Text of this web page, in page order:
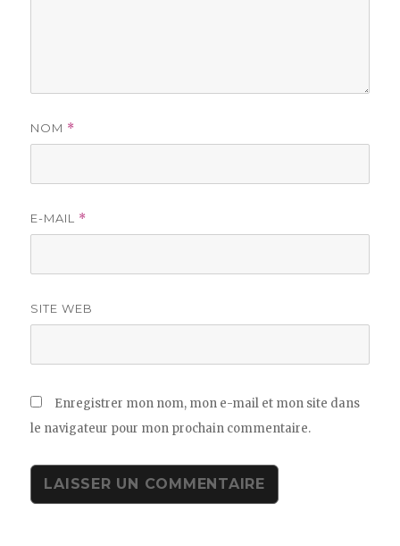
NOM *
E-MAIL *
SITE WEB
Enregistrer mon nom, mon e-mail et mon site dans
le navigateur pour mon prochain commentaire.